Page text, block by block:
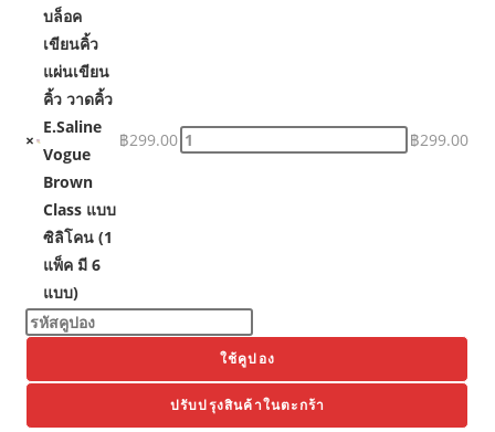
×
บล็อค
เขียนคิ้ว
แผ่นเขียน
คิ้ว วาดคิ้ว
E.Saline
Vogue
Brown
Class แบบ
ซิลิโคน (1
แพ็ค มี 6
แบบ)
฿299.00 ฿299.00
ใช้คูปอง
ปรับปรุงสินค้าในตะกร้า